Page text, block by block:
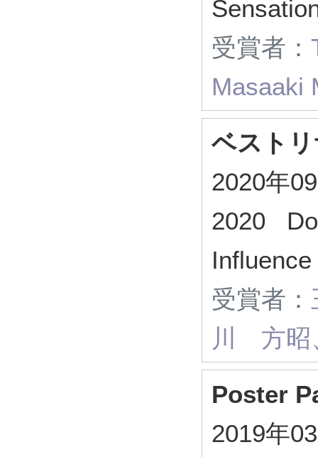
受賞者：
Masaaki
ベスト
2020年
2020
受賞者：
川 方昭
Poster
2019年